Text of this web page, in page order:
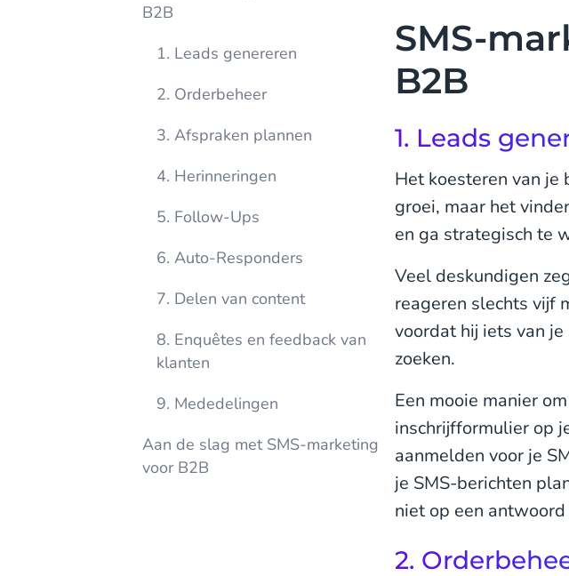
B2B
1. Leads genereren
2. Orderbeheer
3. Afspraken plannen
4. Herinneringen
5. Follow-Ups
6. Auto-Responders
7. Delen van content
8. Enquêtes en feedback van
klanten
9. Mededelingen
Aan de slag met SMS-marketing
voor B2B
SMS-
B2B
1. Leads
Het koesteren van je
groei, maar het
en ga strategisch te
Veel deskundigen
reageren slechts vijf
voordat hij iets van
zoeken.
Een mooie manier
inschrijfformulier op
aanmelden voor je
je SMS-berichten
niet op een
2.